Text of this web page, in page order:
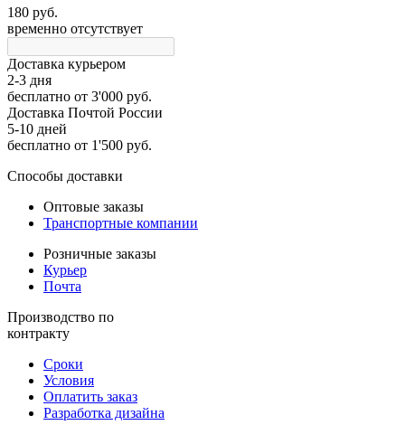
180 руб.
временно отсутствует
Доставка курьером
2-3 дня
бесплатно от 3'000 руб.
Доставка Почтой России
5-10 дней
бесплатно от 1'500 руб.
Способы доставки
Оптовые заказы
Транспортные компании
Розничные заказы
Курьер
Почта
Производство по
контракту
Сроки
Условия
Оплатить заказ
Разработка дизайна